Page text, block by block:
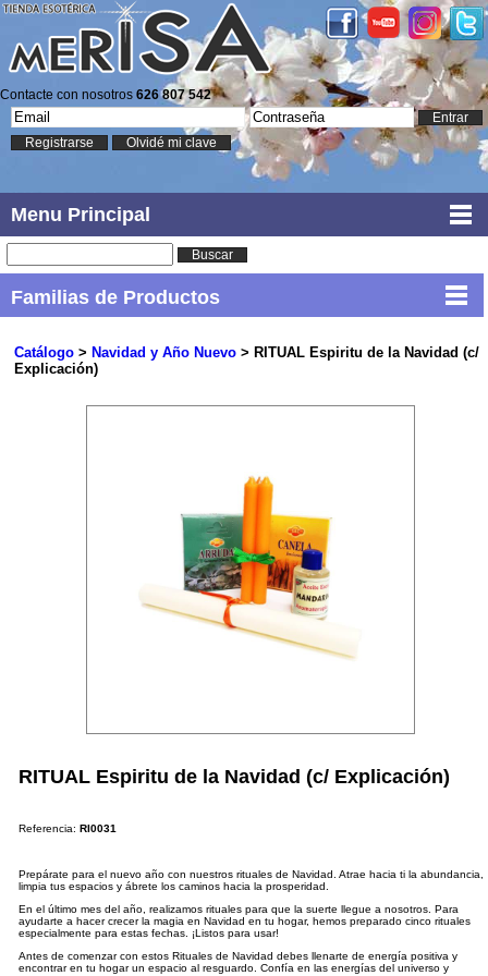
Contacte con nosotros 626 807 542
Entrar
Registrarse
Olvidé mi clave
Menu Principal
Buscar
Familias de Productos
Catálogo> Navidad y Año Nuevo> RITUAL Espiritu de la Navidad (c/
Explicación)
RITUAL Espiritu de la Navidad (c/ Explicación)
Referencia:RI0031
Prepárate para el nuevo año con nuestros rituales de Navidad. Atrae hacia ti la abundancia,
limpia tus espacios y ábrete los caminos hacia la prosperidad.
En el último mes del año, realizamos rituales para que la suerte llegue a nosotros. Para
ayudarte a hacer crecer la magia en Navidad en tu hogar, hemos preparado cinco rituales
especialmente para estas fechas. ¡Listos para usar!
Antes de comenzar con estos Rituales de Navidad debes llenarte de energía positiva y
encontrar en tu hogar un espacio al resguardo. Confía en las energías del universo y